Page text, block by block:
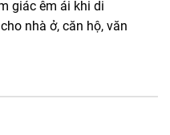
giác êm ái khi di
nhà ở, căn hộ, văn